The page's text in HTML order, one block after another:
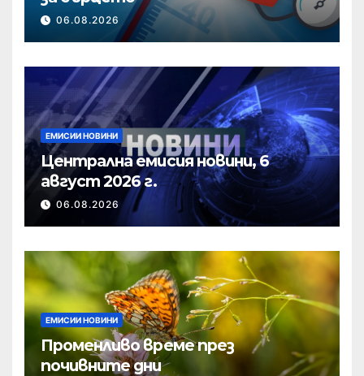
06.08.2026
ЕМИСИИ НОВИНИ
Централна емисия новини, 6
август 2026 г.
06.08.2026
ЕМИСИИ НОВИНИ
Променливо време през
почивните дни